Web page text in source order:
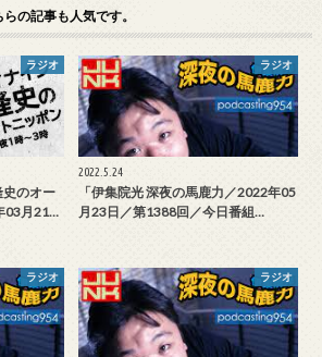
らの記事も人気です。
ラジオ
史のオー
03月21…
ラジオ
2022.5.24
「伊集院光 深夜の馬鹿力／2022年05
月23日／第1388回／今日番組…
ラジオ ラジオ